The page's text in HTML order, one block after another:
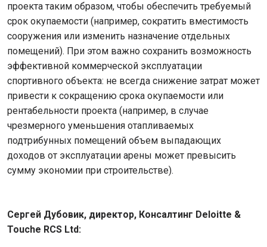
проекта таким образом, чтобы обеспечить требуемый
срок окупаемости (например, сократить вместимость
сооружения или изменить назначение отдельных
помещений). При этом важно сохранить возможность
эффективной коммерческой эксплуатации
спортивного объекта: не всегда снижение затрат может
привести к сокращению срока окупаемости или
рентабельности проекта (например, в случае
чрезмерного уменьшения отапливаемых
подтрибунных помещений объем выпадающих
доходов от эксплуатации арены может превысить
сумму экономии при строительстве).
Сергей Дубовик, директор, Консалтинг Deloitte &
Touche RCS Ltd: